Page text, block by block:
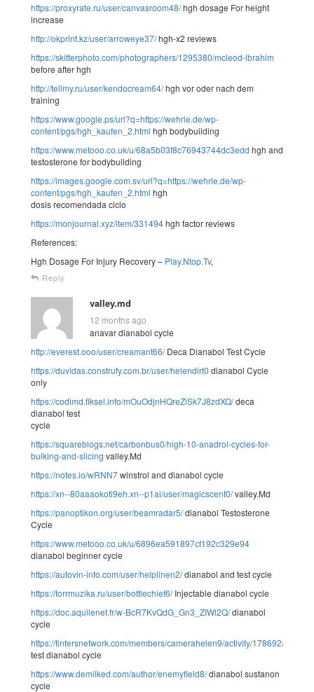
https://proxyrate.ru/user/canvasroom48/hgh dosage For height
increase
http://okprint.kz/user/arroweye37/hgh-x2 reviews
https://skitterphoto.com/photographers/1295380/mcleod-ibrahim
before after hgh
http://tellmy.ru/user/kendocream64/hgh vor oder nach dem
training
https://www.google.ps/url?q=https://wehrle.de/wp-
content/pgs/hgh_kaufen_2.html hgh bodybuilding
https://www.metooo.co.uk/u/68a5b03f8c76943744dc3edd hgh and
testosterone for bodybuilding
https://images.google.com.sv/url?q=https://wehrle.de/wp-
content/pgs/hgh_kaufen_2.html hgh
dosis recomendada ciclo
https://monjournal.xyz/item/331494hgh factor reviews
References:
Hgh Dosage For Injury Recovery – Play.Ntop.Tv,
Reply
valley.md
12 months ago
anavar dianabol cycle
http://everest.ooo/user/creamant66/Deca Dianabol Test Cycle
https://duvidas.construfy.com.br/user/helendirt0 dianabol Cycle
only
https://codimd.fiksel.info/mOuOdjnHQreZiSk7J8zdXQ/deca
dianabol test
cycle
https://squareblogs.net/carbonbus0/high-10-anadrol-cycles-for-
bulking-and-slicing valley.Md
https://notes.io/wRNN7winstrol and dianabol cycle
https://xn--80aaaokoti9eh.xn--p1ai/user/magicscent0/valley.Md
https://panoptikon.org/user/beamradar5/dianabol Testosterone
Cycle
https://www.metooo.co.uk/u/6896ea591897cf192c329e94
dianabol beginner cycle
https://autovin-info.com/user/helplinen2/dianabol and test cycle
https://torrmuzika.ru/user/bottlechief6/Injectable dianabol cycle
https://doc.aquilenet.fr/w-BcR7KvQdG_Gn3_ZIWl2Q/dianabol
cycle
https://tintersnetwork.com/members/camerahelen9/activity/178692/
test dianabol cycle
https://www.demilked.com/author/enemyfield8/dianabol sustanon
cycle